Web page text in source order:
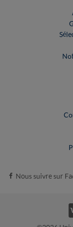
Nous suivre sur